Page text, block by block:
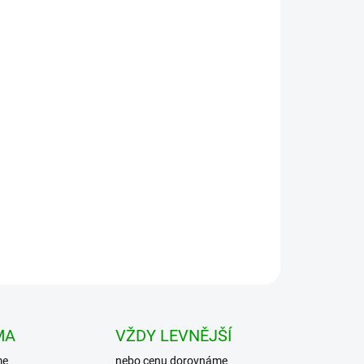
VŽDY LEVNĚJŠÍ
nebo cenu dorovnáme